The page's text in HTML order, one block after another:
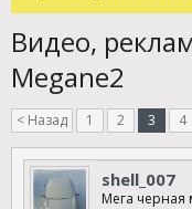
Видео,
Megane2
< Назад 1 2 3 4
shell_007
Мега черная